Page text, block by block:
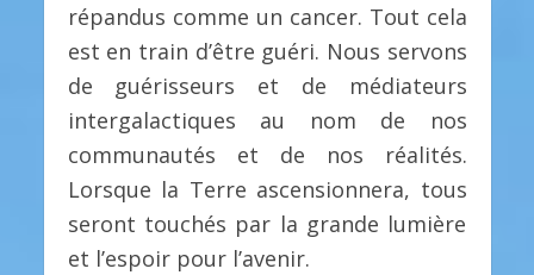
répandus comme un cancer. Tout cela
est en train d’être guéri. Nous servons
de guérisseurs et de médiateurs
intergalactiques au nom de nos
communautés et de nos réalités.
Lorsque la Terre ascensionnera, tous
seront touchés par la grande lumière
et l’espoir pour l’avenir.